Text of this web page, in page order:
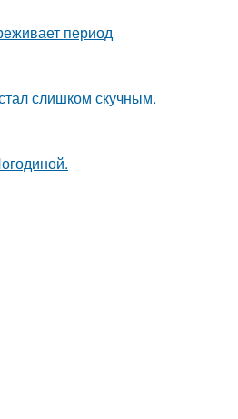
период
слишком скучным.